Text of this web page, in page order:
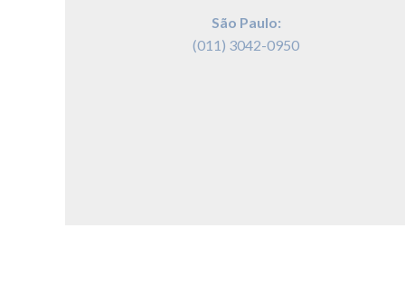
São Paulo:
(011) 3042-0950